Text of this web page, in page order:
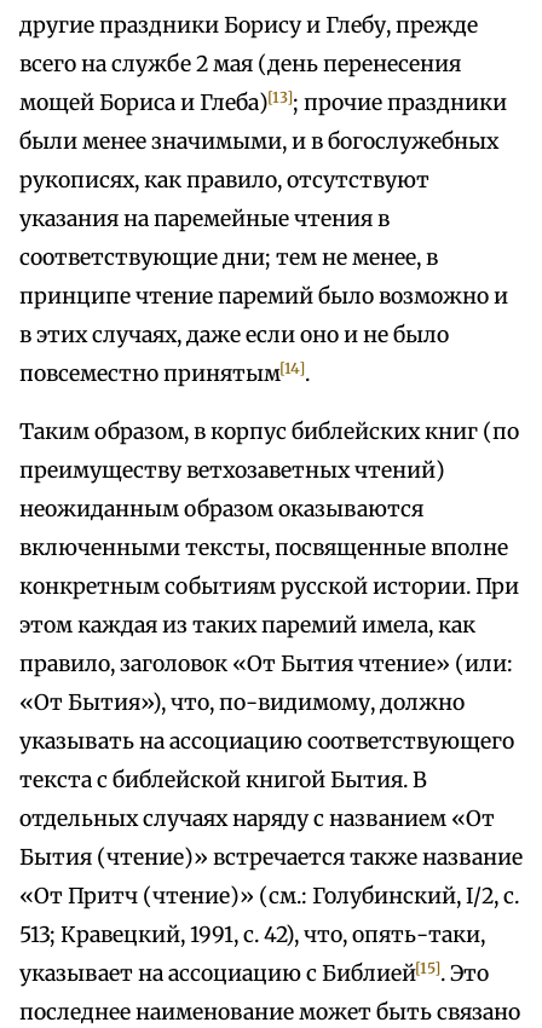
другие праздники Борису и Глебу, прежде
всего на службе 2 мая (день перенесения
мощей Бориса и Глеба)[13]; прочие праздники
были менее значимыми, и в богослужебных
рукописях, как правило, отсутствуют
указания на паремейные чтения в
соответствующие дни; тем не менее, в
принципе чтение паремий было возможно и
в этих случаях, даже если оно и не было
повсеместно принятым[14].
Таким образом, в корпус библейских книг (по
преимуществу ветхозаветных чтений)
неожиданным образом оказываются
включенными тексты, посвященные вполне
конкретным событиям русской истории. При
этом каждая из таких паремий имела, как
правило, заголовок «От Бытия чтение» (или:
«От Бытия»), что, по-видимому, должно
указывать на ассоциацию соответствующего
текста с библейской книгой Бытия. В
отдельных случаях наряду с названием «От
Бытия (чтение)» встречается также название
«От Притч (чтение)» (см.: Голубинский, I/2, с.
513; Кравецкий, 1991, с. 42), что, опять-таки,
указывает на ассоциацию с Библией[15]. Это
последнее наименование может быть связано